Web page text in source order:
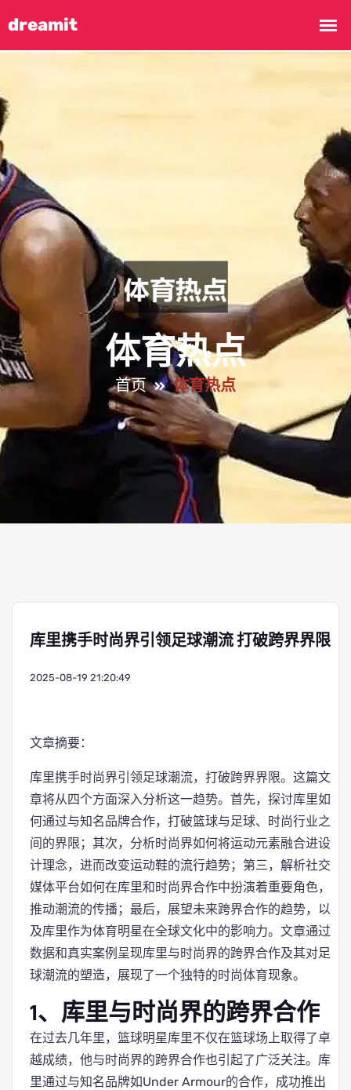
体育热点
首页 体育热点
库里携手时尚界引领足球潮流 打破跨界界限
2025-08-19 21:20:49
文章摘要：
库里携手时尚界引领足球潮流，打破跨界界限。这篇文
章将从四个方面深入分析这一趋势。首先，探讨库里如
何通过与知名品牌合作，打破篮球与足球、时尚行业之
间的界限；其次，分析时尚界如何将运动元素融合进设
计理念，进而改变运动鞋的流行趋势；第三，解析社交
媒体平台如何在库里和时尚界合作中扮演着重要角色，
推动潮流的传播；最后，展望未来跨界合作的趋势，以
及库里作为体育明星在全球文化中的影响力。文章通过
数据和真实案例呈现库里与时尚界的跨界合作及其对足
球潮流的塑造，展现了一个独特的时尚体育现象。
1、库里与时尚界的跨界合作
在过去几年里，篮球明星库里不仅在篮球场上取得了卓
越成绩，他与时尚界的跨界合作也引起了广泛关注。库
里通过与知名品牌如Under Armour的合作，成功推出